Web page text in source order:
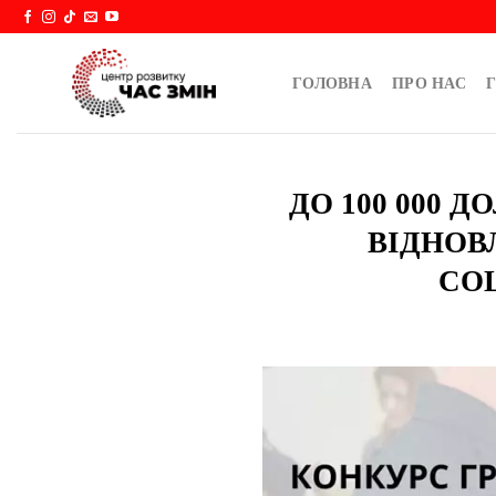
Skip
ГОЛОВНА ПРО НАС
ДО 100 000